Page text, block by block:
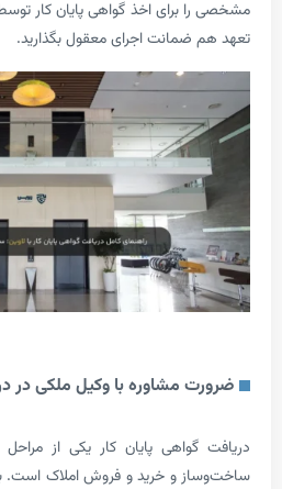
برای اخذ گواهی پایان کار توسط فروشنده ذکر
اجرای معقول بگذارید.
مشاوره با وکیل ملکی در دریافت گواهی
پایان کار یکی از مراحل حساس و
و خرید و فروش املاک است. به همین